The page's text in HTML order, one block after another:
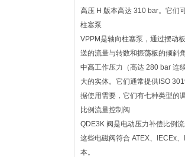
高压 H 版本高达 310 bar。它们
柱塞泵
VPPM是轴向柱塞泵，通过摆动
送的流量与转数和振荡板的倾斜
中高工作压力（高达 280 bar 连
大的实体。它们通常提供ISO
据使用需要，它们有七种类型的
比例流量控制阀
QDE3K 阀是电动压力补偿比例
这些电磁阀符合 ATEX、IECEx
本。